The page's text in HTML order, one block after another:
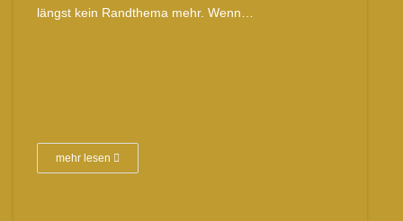
längst kein Randthema mehr. Wenn…
mehr lesen